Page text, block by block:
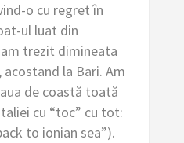
o cu regret în
ul luat din
trezit dimineata
la Bari. Am
de coastă toată
cu “toc” cu tot:
to ionian sea”).